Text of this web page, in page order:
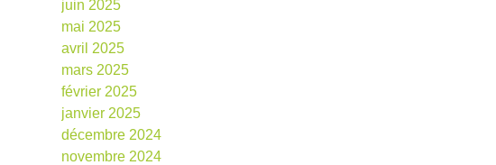
juin 2025
mai 2025
avril 2025
mars 2025
février 2025
janvier 2025
décembre 2024
novembre 2024